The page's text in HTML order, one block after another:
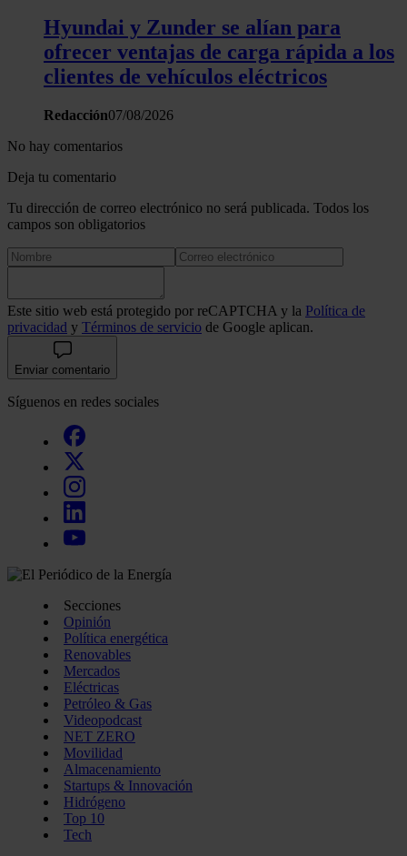
Hyundai y Zunder se alían para
ofrecer ventajas de carga rápida a los
clientes de vehículos eléctricos
Redacción07/08/2026
No hay comentarios
Deja tu comentario
Tu dirección de correo electrónico no será publicada. Todos los
campos son obligatorios
Este sitio web está protegido por reCAPTCHA y la Política de
privacidad y Términos de servicio de Google aplican.
Enviar comentario
Síguenos en redes sociales
Secciones
Opinión
Política energética
Renovables
Mercados
Eléctricas
Petróleo & Gas
Videopodcast
NET ZERO
Movilidad
Almacenamiento
Startups & Innovación
Hidrógeno
Top 10
Tech